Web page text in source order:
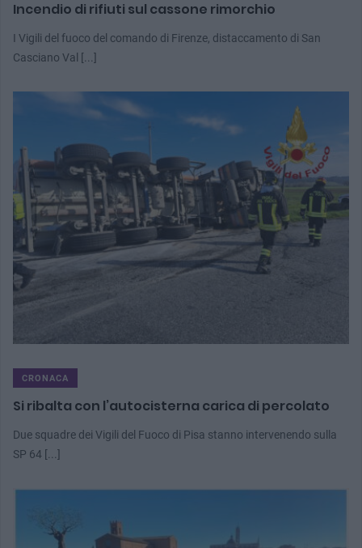
Incendio di rifiuti sul cassone rimorchio
I Vigili del fuoco del comando di Firenze, distaccamento di San
Casciano Val [...]
CRONACA
Si ribalta con l’autocisterna carica di percolato
Due squadre dei Vigili del Fuoco di Pisa stanno intervenendo sulla
SP 64 [...]